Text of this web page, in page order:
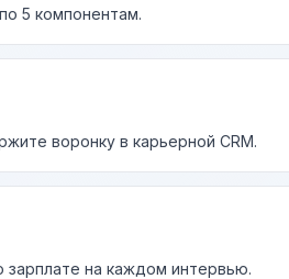
5 компонентам.
воронку в карьерной CRM.
зарплате на каждом интервью.